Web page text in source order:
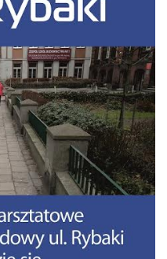
Garbary
– Szyperska – Piaskowa
Osiedla